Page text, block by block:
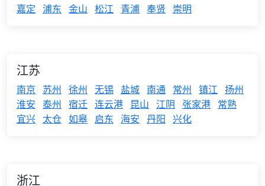
嘉定 浦东 金山 松江 青浦 奉贤 崇明
江苏
南京 苏州 徐州 无锡 盐城 南通 常州 镇江 扬州
淮安 泰州 宿迁 连云港 昆山 江阴 张家港 常熟
宜兴 太仓 如皋 启东 海安 丹阳 兴化
浙江